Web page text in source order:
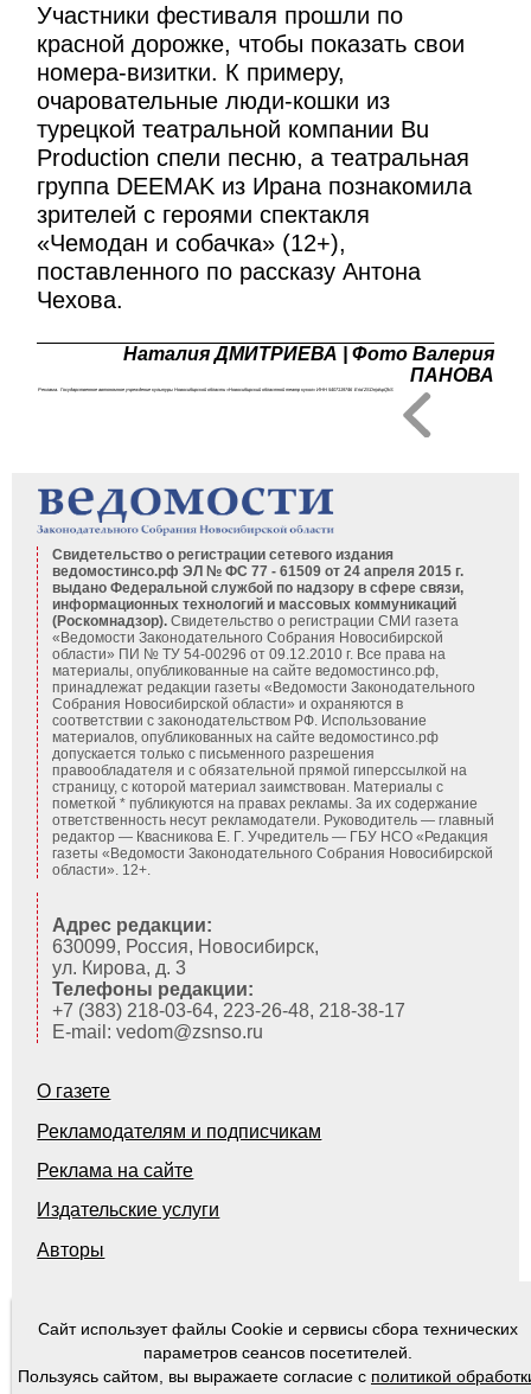
Сайт использует файлы Cookie и сервисы сбора технических
параметров сеансов посетителей.
Пользуясь сайтом, вы выражаете согласие с политикой
Участники фестиваля прошли по
красной дорожке, чтобы показать свои
номера-визитки. К примеру,
очаровательные люди-кошки из
турецкой театральной компании Bu
Production спели песню, а театральная
группа DEEMAK из Ирана познакомила
зрителей с героями спектакля
«Чемодан и собачка» (12+),
поставленного по рассказу Антона
Чехова.
Наталия ДМИТРИЕВА | Фото Валерия
ПАНОВА
Реклама. Государственное автономное учреждение культуры Новосибирской области «Новосибирский областной театр кукол» ИНН 5407119746 Erid 2SDnjdspQkS
Свидетельство о регистрации сетевого издания
ведомостинсо.рф ЭЛ № ФС 77 - 61509 от 24 апреля 2015 г.
выдано Федеральной службой по надзору в сфере связи,
информационных технологий и массовых коммуникаций
(Роскомнадзор). Свидетельство о регистрации СМИ газета
«Ведомости Законодательного Собрания Новосибирской
области» ПИ № ТУ 54-00296 от 09.12.2010 г. Все права на
материалы, опубликованные на сайте ведомостинсо.рф,
принадлежат редакции газеты «Ведомости Законодательного
Собрания Новосибирской области» и охраняются в
соответствии с законодательством РФ. Использование
материалов, опубликованных на сайте ведомостинсо.рф
допускается только с письменного разрешения
правообладателя и с обязательной прямой гиперссылкой на
страницу, с которой материал заимствован. Материалы с
пометкой * публикуются на правах рекламы. За их содержание
ответственность несут рекламодатели. Руководитель — главный
редактор — Квасникова Е. Г. Учредитель — ГБУ НСО «Редакция
газеты «Ведомости Законодательного Собрания Новосибирской
области». 12+.
Адрес редакции:
630099, Россия, Новосибирск,
ул. Кирова, д. 3
Телефоны редакции:
+7 (383) 218-03-64, 223-26-48, 218-38-17
E-mail: vedom@zsnso.ru
О газете
Рекламодателям и подписчикам
Реклама на сайте
Издательские услуги
Авторы
© 2000-2026
Ведомости Законодательного Собрания Новосибирской области